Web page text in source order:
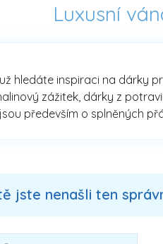
Luxusní
hledáte inspiraci na dárky
zážitek, dárky z
především o splněných
jste nenašli ten